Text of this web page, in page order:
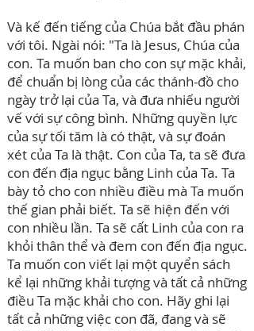
Và kế đến tiếng của Chúa bắt đầu phán
với tôi. Ngài nói: "Ta là Jesus, Chúa của
con. Ta muốn ban cho con sự mặc khải,
để chuẩn bị lòng của các thánh-đồ cho
ngày trở lại của Ta, và đưa nhiếu người
vế với sự công bình. Những quyền lực
của sự tối tăm là có thật, và sự đoán
xét của Ta là thật. Con của Ta, ta sẽ đưa
con đến địa ngục bằng Linh của Ta. Ta
bày tỏ cho con nhiều điều mà Ta muốn
thế gian phải biết. Ta sẽ hiện đến với
con nhiều lần. Ta sẽ cất Linh của con ra
khỏi thân thể và đem con đến địa ngục.
Ta muốn con viết lại một quyển sách
kể lại những khải tượng và tất cả những
điều Ta mặc khải cho con. Hãy ghi lại
tất cả những việc con đã, đang và sẽ